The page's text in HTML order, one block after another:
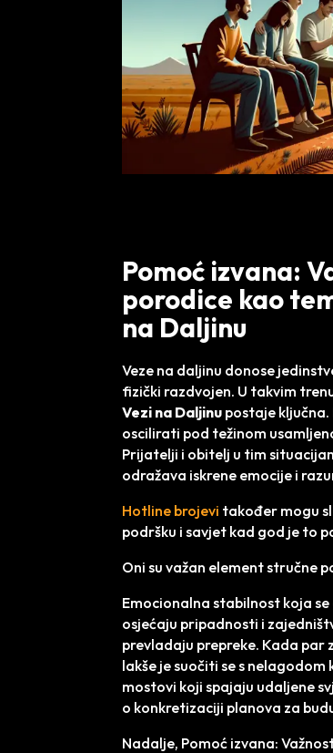
Pomoć izvana:
porodice kao
na Daljinu
Veze na daljinu donose
fizički razdvojen. U takvim
Vezi na Daljinu postaje
oscilirati pod težinom
Prijatelji i obitelj u tim
odražava iskrene emocije i
Hotline brojevi također mogu
podršku i savjet kad god je to
Oni su važan element stručne
Emocionalna stabilnost koja
osjećaju pripadnosti i
prevladaju prepreke. Kada par
lakše je suočiti se s
mostovi koji spajaju udaljene
o konkretizaciji planova za
Nadalje, Pomoć izvana: